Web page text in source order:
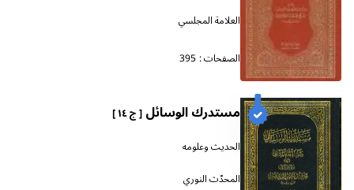
العلامة المجلسي
الصفحات : 395
مستدرك الوسائل[ ج ١٤ ]
الحديث وعلومه
المحدّث النوري